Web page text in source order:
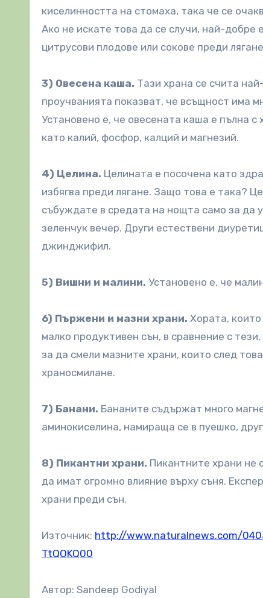
киселинността на стомаха, така че се
Ако не искате това да се случи, най-добре
цитрусови плодове или сокове преди
3) Овесена каша. Тази храна се счита
проучванията показват, че всъщност има
Установено е, че овесената каша е пълна
като калий, фосфор, калций и магнезий.
4) Целина. Целината е посочена като
избягва преди лягане. Защо това е така?
събуждате в средата на нощта само за да
зеленчук вечер. Други естествени
джинджифил.
5) Вишни и малини. Установено е, че
6) Пържени и мазни храни. Хората,
малко продуктивен сън, в сравнение с
за да смели мазните храни, които след
храносмилане.
7) Банани. Бананите съдържат много
аминокиселина, намираща се в пуешко,
8) Пикантни храни. Пикантните храни не
да имат огромно влияние върху съня.
храни преди сън.
Източник: http://www.naturalnews.com/
TtQOKQ00
Автор: Sandeep Godiyal